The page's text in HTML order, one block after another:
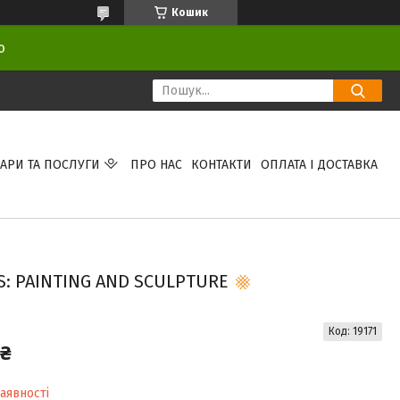
Кошик
ТА ПОСЛУГИ ПРО НАС КОНТАКТИ ОПЛАТА І ДОСТАВКА
AND SCULPTURE
Код: 19171